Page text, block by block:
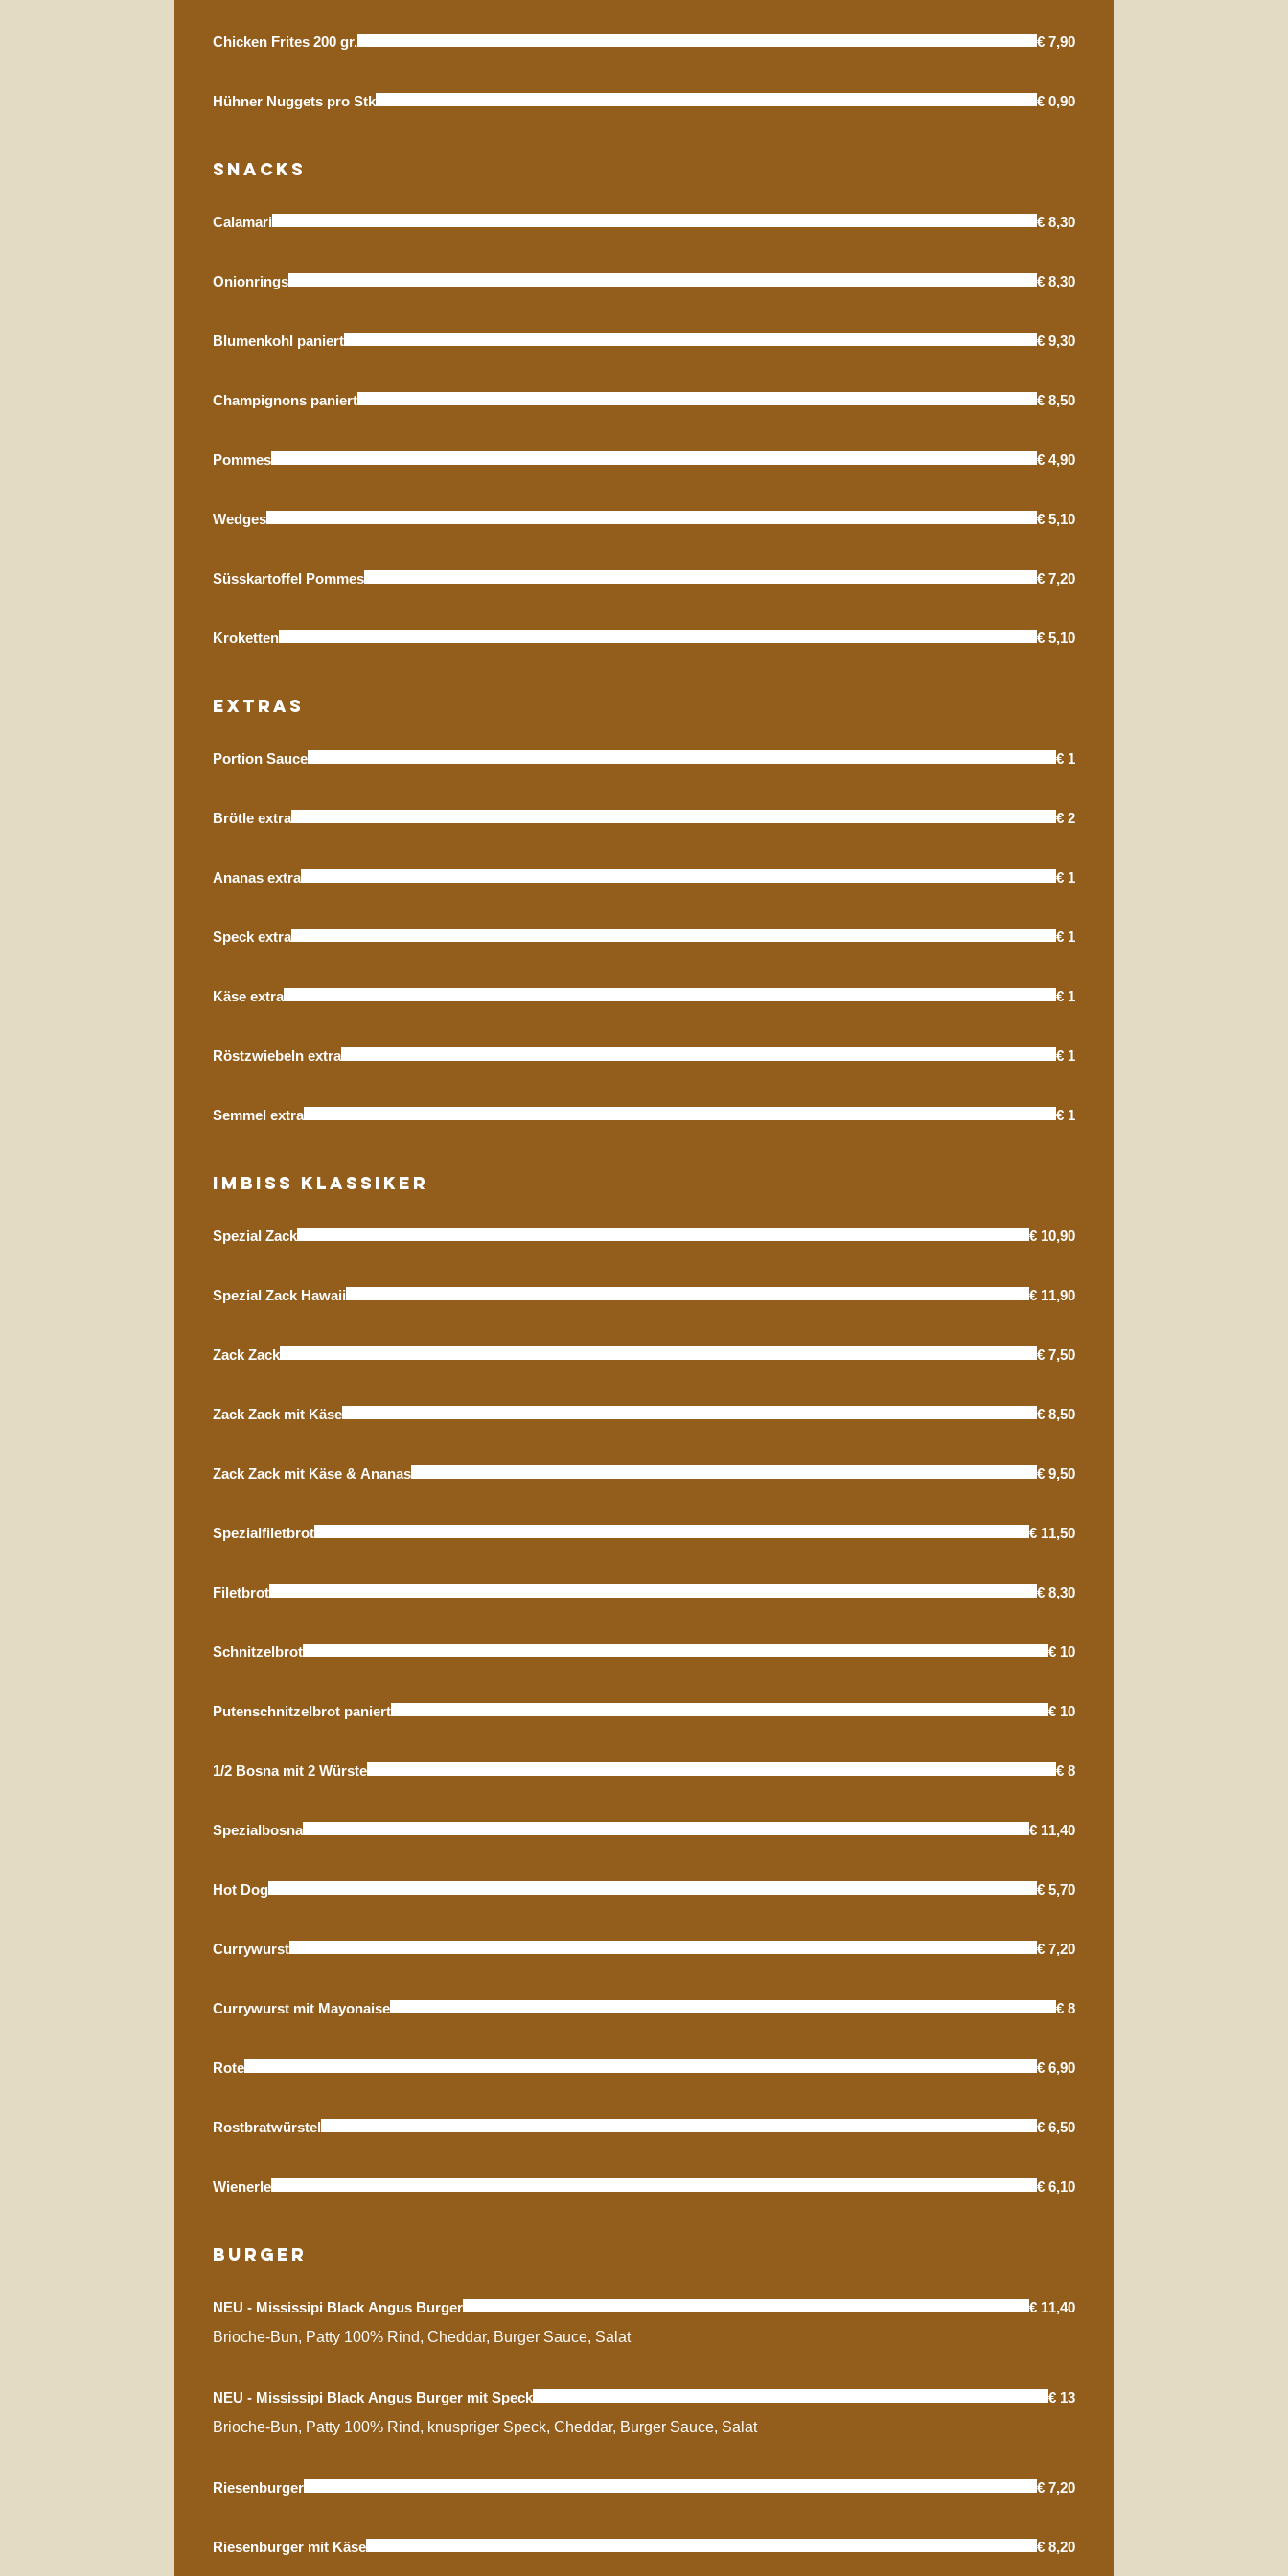
Chicken Frites 200 gr. € 7,90
Hühner Nuggets pro Stk € 0,90
Snacks
Calamari € 8,30
Onionrings € 8,30
Blumenkohl paniert € 9,30
Champignons paniert € 8,50
Pommes € 4,90
Wedges € 5,10
Süsskartoffel Pommes € 7,20
Kroketten € 5,10
Extras
Portion Sauce € 1
Brötle extra € 2
Ananas extra € 1
Speck extra € 1
Käse extra € 1
Röstzwiebeln extra € 1
Semmel extra € 1
Imbiss Klassiker
Spezial Zack € 10,90
Spezial Zack Hawaii € 11,90
Zack Zack € 7,50
Zack Zack mit Käse € 8,50
Zack Zack mit Käse & Ananas € 9,50
Spezialfiletbrot € 11,50
Filetbrot € 8,30
Schnitzelbrot € 10
Putenschnitzelbrot paniert € 10
1/2 Bosna mit 2 Würste € 8
Spezialbosna € 11,40
Hot Dog € 5,70
Currywurst € 7,20
Currywurst mit Mayonaise € 8
Rote € 6,90
Rostbratwürstel € 6,50
Wienerle € 6,10
Burger
NEU - Mississipi Black Angus Burger
Brioche-Bun, Patty 100% Rind, Cheddar, Burger Sauce, Salat
€ 11,40
NEU - Mississipi Black Angus Burger mit Speck
Brioche-Bun, Patty 100% Rind, knuspriger Speck, Cheddar, Burger Sauce, Salat
€ 13
Riesenburger € 7,20
Riesenburger mit Käse € 8,20